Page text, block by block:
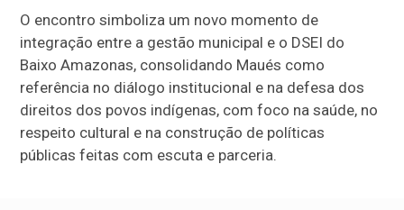
O encontro simboliza um novo momento de
integração entre a gestão municipal e o DSEI do
Baixo Amazonas, consolidando Maués como
referência no diálogo institucional e na defesa dos
direitos dos povos indígenas, com foco na saúde, no
respeito cultural e na construção de políticas
públicas feitas com escuta e parceria.